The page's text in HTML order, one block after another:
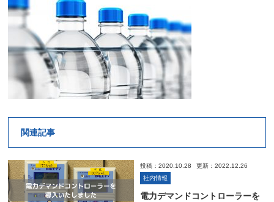
関連記事
投稿：2020.10.28
更新：2022.12.26
社内情報
電力デマンドコントローラーを